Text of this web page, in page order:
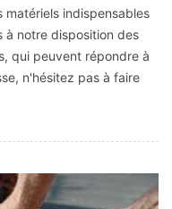
matériels indispensables
à notre disposition des
qui peuvent répondre à
n'hésitez pas à faire